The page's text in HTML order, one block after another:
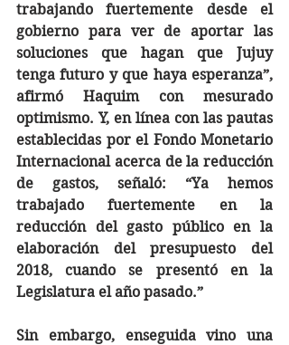
trabajando fuertemente desde el
gobierno para ver de aportar las
soluciones que hagan que Jujuy
tenga futuro y que haya esperanza”,
afirmó Haquim con mesurado
optimismo. Y, en línea con las pautas
establecidas por el Fondo Monetario
Internacional acerca de la reducción
de gastos, señaló: “Ya hemos
trabajado fuertemente en la
reducción del gasto público en la
elaboración del presupuesto del
2018, cuando se presentó en la
Legislatura el año pasado.”
Sin embargo, enseguida vino una